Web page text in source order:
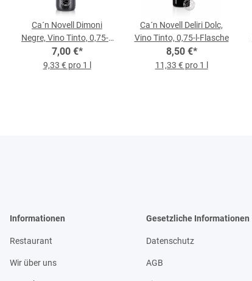
Ca´n Novell Dimoni
Negre, Vino Tinto, 0,75-l-
Flasche
7,00 €*
9,33 € pro 1 l
Ca´n Novell Deliri Dolc,
Vino Tinto, 0,75-l-Flasche
8,50 €*
11,33 € pro 1 l
Informationen
Restaurant
Wir über uns
Gesetzliche Informationen
Datenschutz
AGB